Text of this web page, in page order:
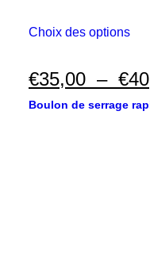
Choix des optionsCe
Les
€35,00 – €
Boulon de serrage